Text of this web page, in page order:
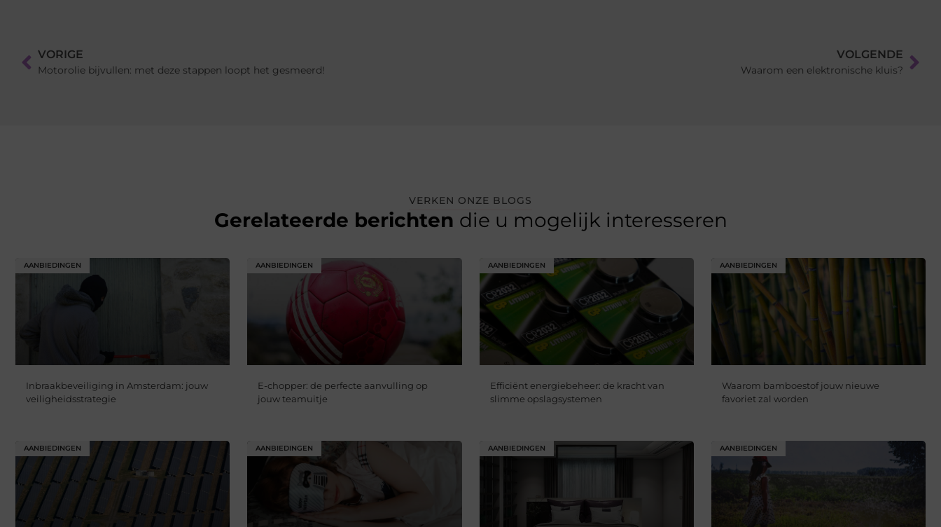
VORIGE
Motorolie bijvullen: met deze stappen loopt het gesmeerd!
VOLGENDE
Waarom een elektronische kluis?
VERKEN ONZE BLOGS
Gerelateerde berichten die u mogelijk interesseren
AANBIEDINGEN
Inbraakbeveiliging in Amsterdam: jouw
veiligheidsstrategie
AANBIEDINGEN
E-chopper: de perfecte aanvulling op
jouw teamuitje
AANBIEDINGEN
Efficiënt energiebeheer: de kracht van
slimme opslagsystemen
AANBIEDINGEN
Waarom bamboestof jouw nieuwe
favoriet zal worden
AANBIEDINGEN AANBIEDINGEN AANBIEDINGEN AANBIEDINGEN